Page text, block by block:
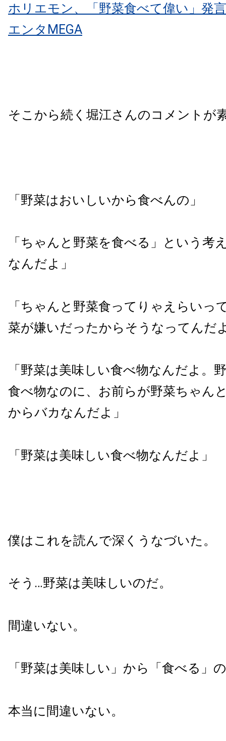
ホリエモン、「野菜食べて偉い」発
エンタMEGA
そこから続く堀江さんのコメントが
「野菜はおいしいから食べんの」
「ちゃんと野菜を食べる」という考
なんだよ」
「ちゃんと野菜食ってりゃえらいっ
菜が嫌いだったからそうなってんだ
「野菜は美味しい食べ物なんだよ。
食べ物なのに、お前らが野菜ちゃん
からバカなんだよ」
「野菜は美味しい食べ物なんだよ」
僕はこれを読んで深くうなづいた。
そう…野菜は美味しいのだ。
間違いない。
「野菜は美味しい」から「食べる」
本当に間違いない。